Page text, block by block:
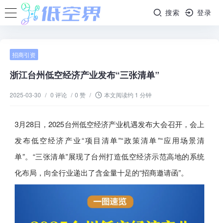
搜索 登录
招商引资
浙江台州低空经济产业发布“三张清单”
2025-03-30 / 0 评论 / 0 赞 / 本文阅读约 1 分钟
3月28日，2025台州低空经济产业机遇发布大会召开，会上
发布低空经济产业“项目清单”“政策清单”“应用场景清
单”。“三张清单”展现了台州打造低空经济示范高地的系统
化布局，向全行业递出了含金量十足的“招商邀请函”。